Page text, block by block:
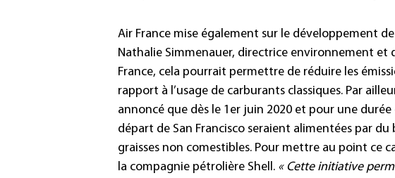
Air France mise également sur le développement
Nathalie Simmenauer, directrice environnement et
France, cela pourrait permettre de réduire les
rapport à l’usage de carburants classiques. Par
annoncé que dès le 1er juin 2020 et pour une
départ de San Francisco seraient alimentées par
graisses non comestibles. Pour mettre au point ce
la compagnie pétrolière Shell. « Cette initiative